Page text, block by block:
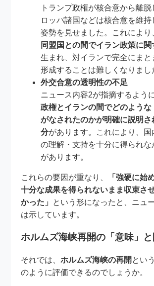
トランプ政権が核合意から離
ロッパ諸国などは核合意を維持
姿勢を見せました。これにより
同盟国との間でイラン政策に
生まれ、対イランで完全にまと
形成することは難しくなりまし
外交合意の透明性の不足
ニュース内容2が指摘するように
政権とイランの間でどのような
がなされたのかが明確に説明さ
分があります。これにより、国
の理解・支持を十分に得られな
があります。
これらの要因が重なり、
「強硬に始
十分な成果を得られないまま収束さ
かった」 という形になったと、ニュ
は示しています。
ホルムズ海峡再開の「意味」
それでは、ホルムズ海峡の再開 とい
のように評価できるのでしょうか。